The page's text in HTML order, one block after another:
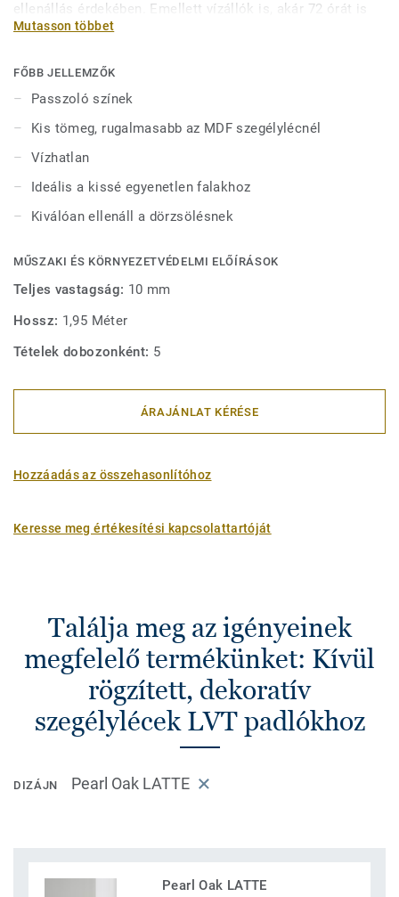
ellenállás érdekében. Emellett vízállók is, akár 72 órát is
vízben tölthetnek bármilyen sérülés nélkül. 2-féle (60 mm
színekben kapható a tökéletes kivitel érdekében. A kívül
rögzített, dekoratív szegélylécek kompatibilisek minden
Mutasson többet
FŐBB JELLEMZŐK
Passzoló színek
Kis tömeg, rugalmasabb az MDF szegélylécnél
Vízhatlan
Ideális a kissé egyenetlen falakhoz
Kiválóan ellenáll a dörzsölésnek
MŰSZAKI ÉS KÖRNYEZETVÉDELMI ELŐÍRÁSOK
Teljes vastagság: 10 mm
Hossz: 1,95 Méter
Tételek dobozonként: 5
ÁRAJÁNLAT KÉRÉSE
Hozzáadás az összehasonlítóhoz
Keresse meg értékesítési kapcsolattartóját
Találja meg az igényeinek
megfelelő termékünket: Kívül
rögzített, dekoratív
szegélylécek LVT padlókhoz
DIZÁJN Pearl Oak LATTE
Pearl Oak LATTE